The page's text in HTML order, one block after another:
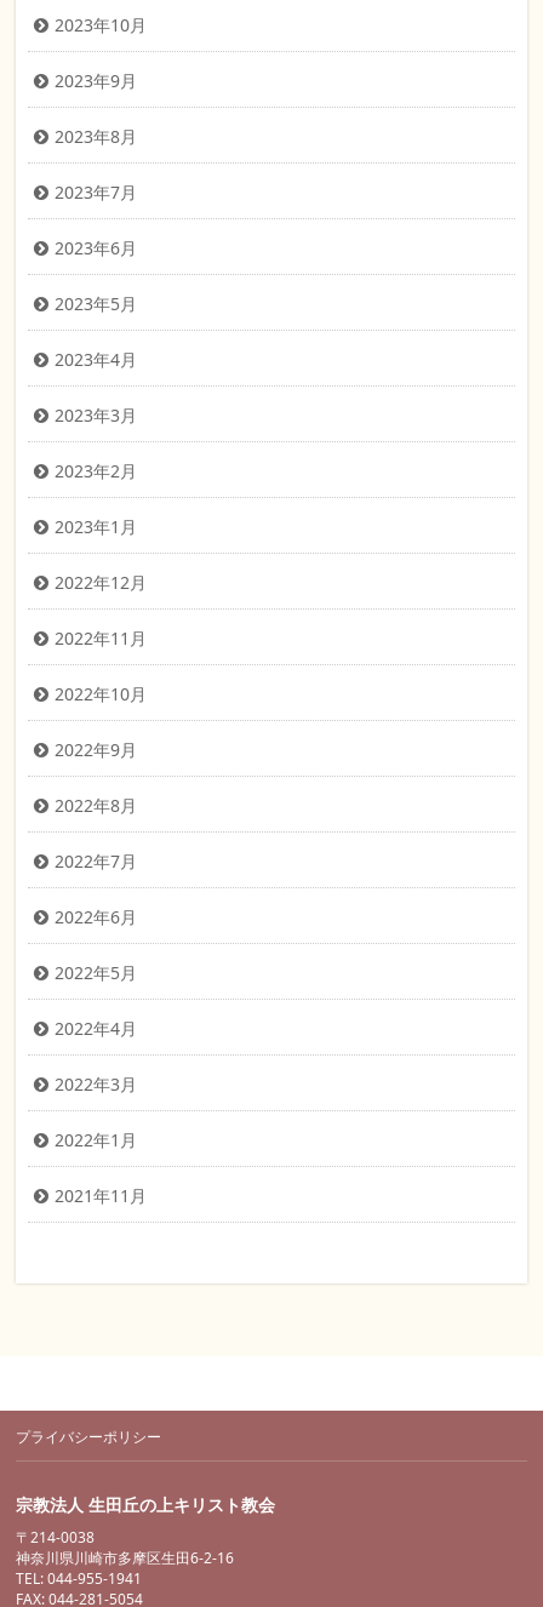
2023年10月
2023年9月
2023年8月
2023年7月
2023年6月
2023年5月
2023年4月
2023年3月
2023年2月
2023年1月
2022年12月
2022年11月
2022年10月
2022年9月
2022年8月
2022年7月
2022年6月
2022年5月
2022年4月
2022年3月
2022年1月
2021年11月
プライバシーポリシー
宗教法人 生田丘の上キリスト教会
〒214-0038
神奈川県川崎市多摩区生田6-2-16
TEL: 044-955-1941
FAX: 044-281-5054